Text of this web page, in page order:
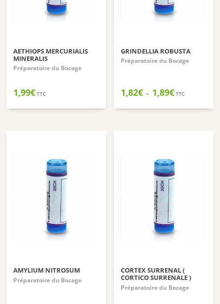
AETHIOPS MERCURIALIS
MINERALIS
Préparatoire du Bocage
1,99€ TTC
GRINDELLIA ROBUSTA
Préparatoire du Bocage
1,82€ – 1,89€Plage
prix :
TTC
AMYLIUM NITROSUM
Préparatoire du Bocage
CORTEX SURRENAL (
CORTICO SURRENALE )
Préparatoire du Bocage